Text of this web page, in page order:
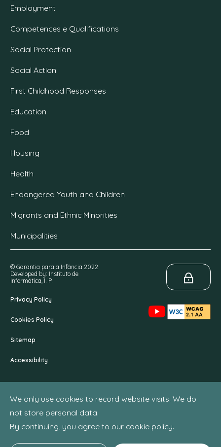
We only use cookies to record website visits. We do
not store personal data.
By continuing, you agree to our cookie policy.
Employment
Competences e Qualifications
Social Protection
Social Action
First Childhood Responses
Education
Food
Housing
Health
Endangered Youth and Children
Migrants and Ethnic Minorities
Municipalities
© Garantia para a Infância 2022
Developed by: Instituto de
Informática, I. P.
Privacy Policy
Cookies Policy
Sitemap
Accessibility